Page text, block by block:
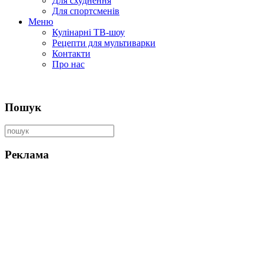
Для спортсменів
Меню
Кулінарні ТВ-шоу
Рецепти для мультиварки
Контакти
Про нас
Пошук
Реклама